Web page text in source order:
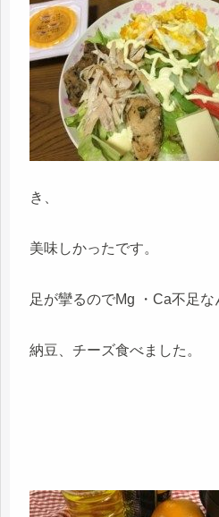
き、
美味しかったです。
足が攣るのでMg ・Ca不足な
納豆、チーズ食べました。